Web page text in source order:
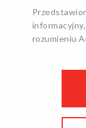
rozumieniu